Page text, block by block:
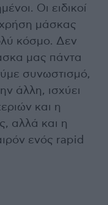
Οι ειδικοί
μάσκας
κόσμο. Δεν
μας πάντα
συνωστισμό,
άλλη, ισχύει
και η
αλλά και η
ενός rapid